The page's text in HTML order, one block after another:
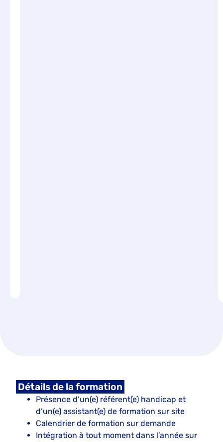
Détails de la formation
Présence d’un(e) référent(e) handicap et
d’un(e) assistant(e) de formation sur site
Calendrier de formation sur demande
Intégration à tout moment dans l’année sur